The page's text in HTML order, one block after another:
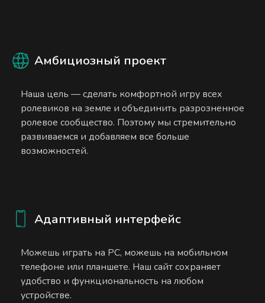
Амбициозный проект
Наша цель — сделать комфортной игру всех
ролевиков на земле и объединить разрозненное
ролевое сообщество. Поэтому мы стремительно
развиваемся и добавляем все больше
возможностей.
Адаптивный интерфейс
Можешь играть на PC, можешь на мобильном
телефоне или планшете. Наш сайт сохраняет
удобство и функциональность на любом
устройстве.